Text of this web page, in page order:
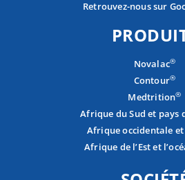
Retrouvez-nous sur
Novalac®
Contour®
Medtrition®
Afrique du Sud et pays
Afrique occidentale
Afrique de l’Est et